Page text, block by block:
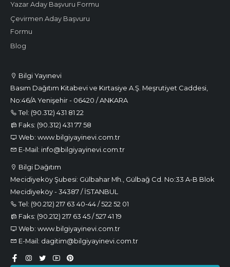
Bilgi Yayınevi
Basım Dağıtım Kitabevi ve Kırtasiye A.Ş. Meşrutiyet Caddesi,
No:46/A Yenişehir - 06420 / ANKARA
Tel: (90.312) 431 81 22
Faks: (90.312) 431 77 58
Web: www.bilgiyayinevi.com.tr
E-Mail: info@bilgiyayinevi.com.tr
Bilgi Dağıtım
Mecidiyeköy Şubesi: Gülbahar Mh., Gülbağ Cd. No:33 A-B Blok
Mecidiyeköy - 34387 / İSTANBUL
Tel: (90.212) 217 63 40-44 / 522 52 01
Faks: (90.212) 217 63 45 / 527 41 19
Web: www.bilgiyayinevi.com.tr
E-Mail: dagitim@bilgiyayinevi.com.tr
Yazar Aday Başvuru Formu
Çevirmen Aday Başvuru
Formu
Blog